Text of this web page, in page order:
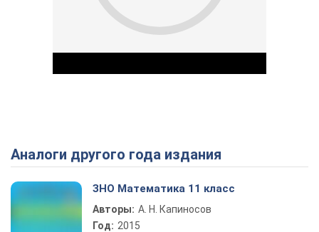
Play Video
Аналоги другого года издания
ЗНО Математика 11 класс
Авторы: А. Н. Капиносов
Год: 2015